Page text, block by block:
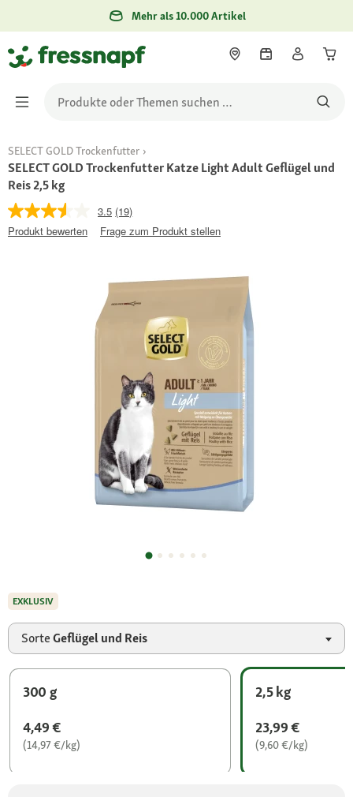
Mehr als 10.000 Artikel
SELECT GOLD Trockenfutter
SELECT GOLD Trockenfutter Katze Light Adult Geflügel und
Reis 2,5 kg
3.5 (19)
Produkt bewerten
Frage zum Produkt stellen
SorteGeflügel und Reis
300 g
4,49 €
(14,97 €/kg)
2,5 kg
23,99 €
(9,60 €/kg)
EXKLUSIV